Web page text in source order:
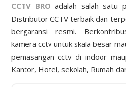
CCTV BRO adalah salah satu
Distributor CCTV terbaik dan
bergaransi resmi.
kamera cctv untuk skala besar
pemasangan cctv di indoor
Kantor, Hotel, sekolah, Rumah